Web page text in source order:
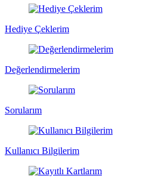
Hediye Çeklerim
Değerlendirmelerim
Sorularım
Kullanıcı Bilgilerim